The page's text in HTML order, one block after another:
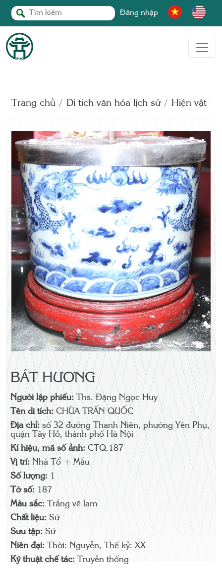
Đăng nhập
Trang chủ Di tích văn hóa lịch sử Hiện vật
BÁT HƯƠNG
Người lập phiếu: Ths. Đặng Ngọc Huy
Tên di tích:CHÙA TRẤN QUỐC
Địa chỉ:số 32 đường Thanh Niên, phường Yên Phụ,
quận Tây Hồ, thành phố Hà Nội
Kí hiệu, mã số ảnh:CTQ.187
Vị trí:Nhà Tổ + Mẫu
Số lượng: 1
Tờ số: 187
Màu sắc: Trắng vẽ lam
Chất liệu:Sứ
Sưu tập:Sứ
Niên đại: Thời: Nguyễn, Thế kỷ: XX
Kỹ thuật chế tác: Truyền thống